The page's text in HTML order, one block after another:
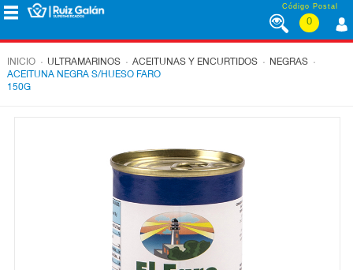
Saltar al contenido Código Postal
0
CORPORATIVO
INICIO . ULTRAMARINOS . ACEITUNAS Y ENCURTIDOS . NEGRAS .
ACEITUNA NEGRA S/HUESO FARO
150G